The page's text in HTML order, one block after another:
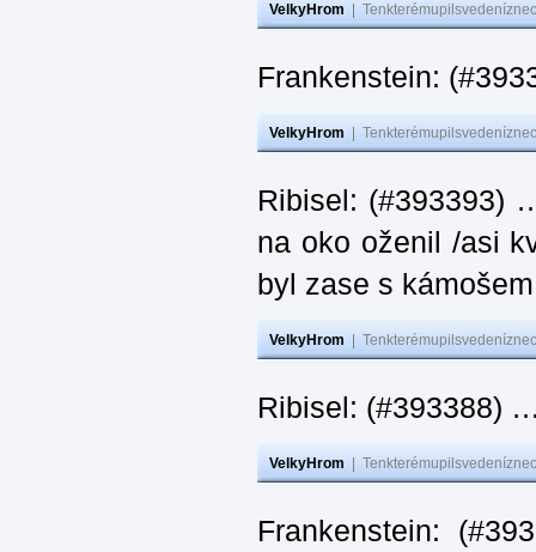
VelkyHrom
Frankenstein:
VelkyHrom
Ribisel: (#393393)
na oko oženil /asi
byl zase s
VelkyHrom
Ribisel: (#393388)
VelkyHrom
Frankenstein: